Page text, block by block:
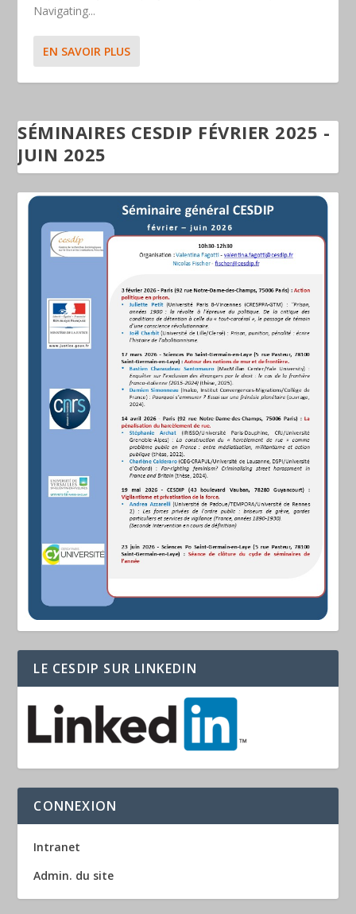
Navigating...
EN SAVOIR PLUS
SÉMINAIRES CESDIP FÉVRIER 2025 -
JUIN 2025
LE CESDIP SUR LINKEDIN
CONNEXION
Intranet
Admin. du site